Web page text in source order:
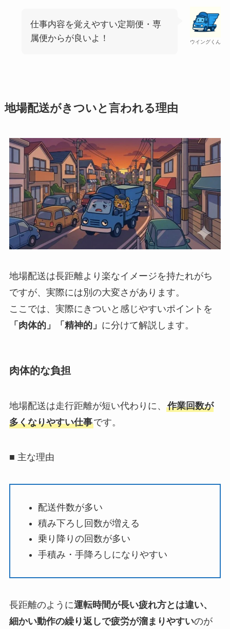
ウイングくん
仕事内容を覚えやすい定期便・専
属便からが良いよ！
地場配送がきついと言われる理由
地場配送は長距離より楽なイメージを持たれがち
ですが、実際には別の大変さがあります。
ここでは、実際にきついと感じやすいポイントを
「肉体的」「精神的」 に分けて解説します。
肉体的な負担
地場配送は走行距離が短い代わりに、 作業回数が
多くなりやすい仕事です。
■ 主な理由
配送件数が多い
積み下ろし回数が増える
乗り降りの回数が多い
手積み・手降ろしになりやすい
長距離のように運転時間が長い疲れ方とは違い、
細かい動作の繰り返しで疲労が溜まりやすいのが